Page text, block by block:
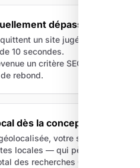
dépassé
un site jugé
10 secondes.
un critère SEO
rebond.
dès la conception
votre site reste
locales — qui pèsent
des recherches Google.